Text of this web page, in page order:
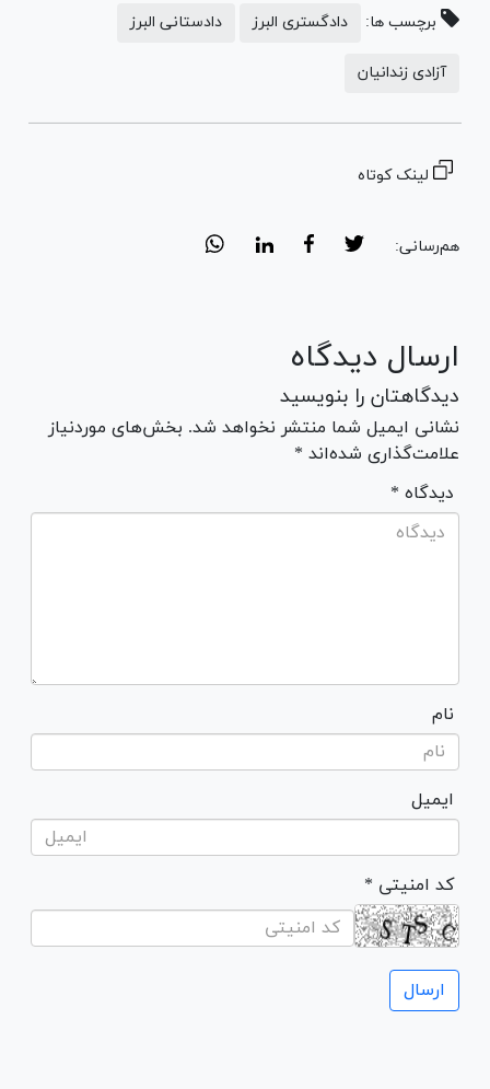
برچسب ها: دادگستری البرز دادستانی البرز
آزادی زندانیان
لینک کوتاه
هم‌رسانی:
ارسال دیدگاه
دیدگاهتان را بنویسید
نشانی ایمیل شما منتشر نخواهد شد. بخش‌های موردنیاز
علامت‌گذاری شده‌اند *
* دیدگاه
نام
ایمیل
* کد امنیتی